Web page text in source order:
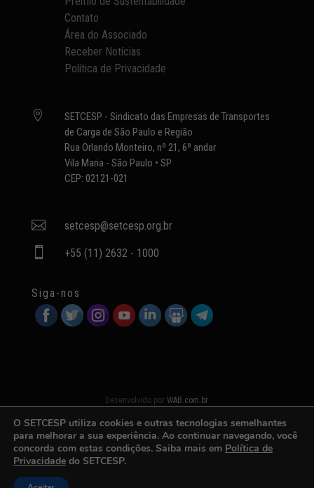
Contato
Área do Associado
Receber Notícias
Política de Privacidade

SETCESP - Sindicato das Empresas de Transportes
de Carga de São Paulo e Região
Rua Orlando Monteiro, nº 21, 6º andar
Vila Maria - São Paulo • SP
CEP: 02121-021
 setcesp@setcesp.org.br
 +55 (11) 2632 - 1000
Siga-nos
Desenvolvido porWAB.com.br
O SETCESP utiliza cookies e outras tecnologias semelhantes
para melhorar a sua experiência. Ao continuar navegando, você
concorda com estas condições. Saiba mais em Política de
Privacidade do SETCESP.